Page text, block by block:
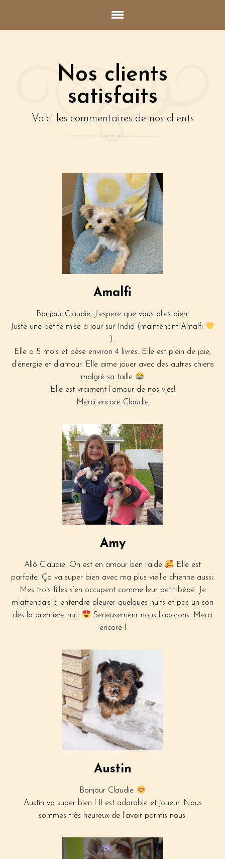
Accueil
Qui sommes nous?
Informations générales
Les parents
Clients satisfaits
Les chiots disponibles
Courriel*
Nos clients
satisfaits
Voici les commentaires de nos clients
Amalfi
Bonjour Claudie, J’espere que vous allez bien!
Juste une petite mise à jour sur India (maintenant Amalfi
)..
Elle a 5 mois et pèse environ 4 livres. Elle est plein de joie,
d’énergie et d’amour. Elle aime jouer avec des autres chiens
malgré sa taille
Elle est vraiment l’amour de nos vies!
Merci encore Claudie
Amy
Allô Claudie. On est en amour ben raide
Elle est
parfaite. Ça va super bien avec ma plus vieille chienne aussi.
Mes trois filles s’en occupent comme leur petit bébé. Je
m’attendais à entendre pleurer quelques nuits et pas un son
dès la première nuit
Serieusemenr nous l’adorons. Merci
encore !
Austin
Bonjour Claudie
Austin va super bien ! Il est adorable et joueur. Nous
sommes très heureux de l’avoir parmis nous.